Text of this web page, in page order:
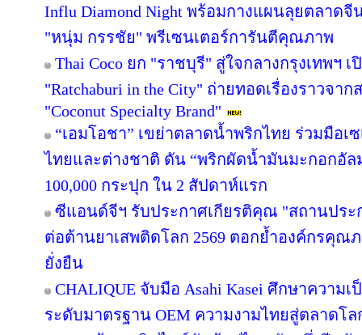
Influ Diamond Night พร้อมกางแผนลุยตลาด
"หนุ่ม กรรชัย" พรีเซนเตอร์การันตีคุณภาพ
Thai Coco ยก "ราชบุรี" สู่ใจกลางกรุงเทพฯ เ
"Ratchaburi in the City" ถ่ายทอดเรื่องราวจ
"Coconut Specialty Brand"
“เอมโอชา” เขย่าตลาดน้ำพริกไทย ร่วมมือ
ไทยและต่างชาติ ดัน “พริกผัดน้ำมันมะกอกอั
100,000 กระปุก ใน 2 สัปดาห์แรก
ซีแอนด์จีฯ รับประกาศเกียรติคุณ "สถานปร
ต่อต้านยาเสพติดโลก 2569 ตอกย้ำองค์กรคุณ
ยั่งยืน
CHALIQUE จับมือ Asahi Kasei ศึกษาควา
ระดับมาตรฐาน OEM ความงามไทยสู่ตลาดโล